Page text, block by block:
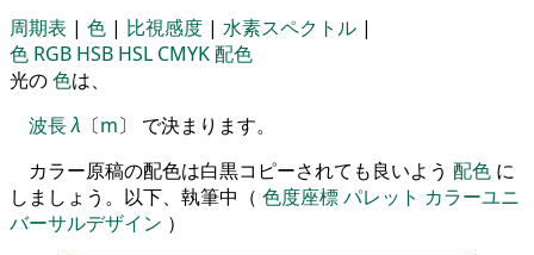
周期表 | 色 | 比視感度 | 水素スペクトル |
色 RGB HSB HSL CMYK配色
光の色は、
波長λ 〔m〕 で決まります。
カラー原稿の配色は白黒コピーされても良いよう 配色 に
しましょう。以下、執筆中（ 色度座標パレット カラーユニ
バーサルデザイン ）